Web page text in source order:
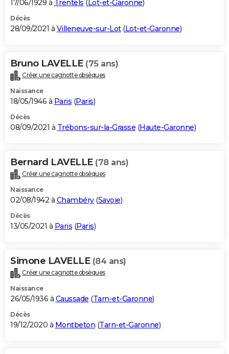
17/06/1929 à Trentels ( Lot-et-Garonne)
Décès
28/09/2021 à Villeneuve-sur-Lot(Lot-et-Garonne)
Bruno LAVELLE (75 ans)
Créer une cagnotte obsèques
Naissance
18/05/1946 à Paris (Paris)
Décès
08/09/2021 à Trébons-sur-la-Grasse (Haute-Garonne)
Bernard LAVELLE (78 ans)
Créer une cagnotte obsèques
Naissance
02/08/1942 à Chambéry(Savoie)
Décès
13/05/2021 à Paris (Paris)
Simone LAVELLE (84 ans)
Créer une cagnotte obsèques
Naissance
26/05/1936 à Caussade (Tarn-et-Garonne)
Décès
19/12/2020 à Montbeton (Tarn-et-Garonne)